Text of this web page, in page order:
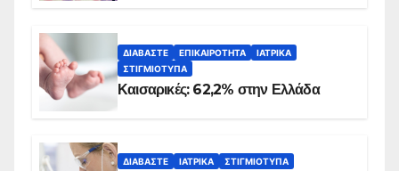
ΔΙΑΒΆΣΤΕ ΕΠΙΚΑΙΡΌΤΗΤΑ
ΙΑΤΡΙΚΆ
ΣΤΙΓΜΙΌΤΥΠΑ
Καισαρικές: 62,2% στην Ελλάδα
ΔΙΑΒΆΣΤΕ ΙΑΤΡΙΚΆ ΣΤΙΓΜΙΌΤΥΠΑ